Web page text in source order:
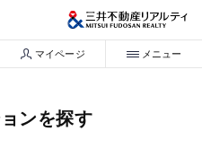
マイページ メニュー
ンを探す